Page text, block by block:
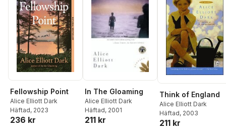
Fellowship Point
Alice Elliott Dark
Häftad, 2023
236 kr
In The Gloaming
Alice Elliott Dark
Häftad, 2001
211 kr
Think of England
Alice Elliott Dark
Häftad, 2003
211 kr